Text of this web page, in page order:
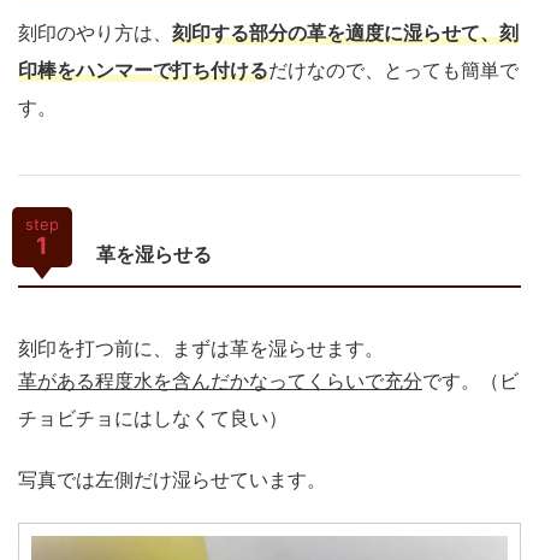
刻印のやり方は、 刻印する部分の革を適度に湿らせて、刻
印棒をハンマーで打ち付けるだけなので、とっても簡単で
す。
step
1 革を湿らせる
刻印を打つ前に、まずは革を湿らせます。
革がある程度水を含んだかなってくらいで充分です。（ビ
チョビチョにはしなくて良い）
写真では左側だけ湿らせています。